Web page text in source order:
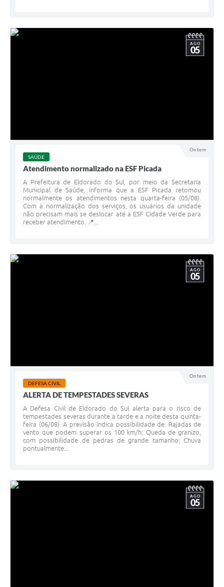
Ontem
AGO
05
SAÚDE
Atendimento normalizado na ESF Picada
A Prefeitura de Eldorado do Sul, por meio da Secretaria
Municipal de Saúde, informa que a ESF Picada retomou
normalmente os atendimentos nesta quarta-feira (05/08).
Com a normalização dos serviços, os usuários da unidade
não precisam mais se deslocar até a ESF Cidade Verde para
receber atendimento. 📍...
Ontem
AGO
05
DEFESA CIVIL
ALERTA DE TEMPESTADES SEVERAS
A Defesa Civil de Eldorado do Sul alerta para o risco de
tempestades severas durante a tarde e a noite desta quinta-
feira (06/08). A previsão indica possibilidade de: Rajadas de
vento que podem superar os 100 km/h; Queda de granizo,
com possibilidade de pedras de grande tamanho; Chuva
pontualmente...
AGO
05